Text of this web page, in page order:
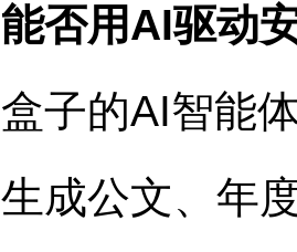
能否用AI驱动
盒子的AI智能
生成公文、年